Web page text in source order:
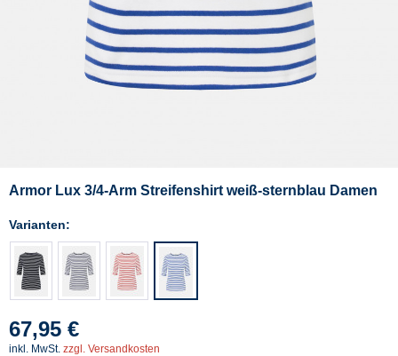
Armor Lux 3/4-Arm Streifenshirt weiß-sternblau Damen
Varianten:
67,95 €
inkl. MwSt. zzgl. Versandkosten